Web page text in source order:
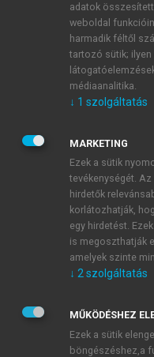
E-MAIL-CÍM
JELSZÓ
JELSZÓ ÚJRA
Kérek értesítést a
Kérek értesítést az
Adatkezelési
veszem és elfogadom.
Általános
adatok
weboldal
harmadik féltől
tartozó sütik;
médiaanalitika.
↓ 1 szolgáltatás
MARKETING
Ezek a sütik
tevékenységét.
hirdetők
korlátozhatják,
egy hirdetést.
is megoszthatják
amelyek szinte
↓ 2 szolgáltatás
MŰKÖDÉSHEZ
Ezek a sütik
böngészéshez,a